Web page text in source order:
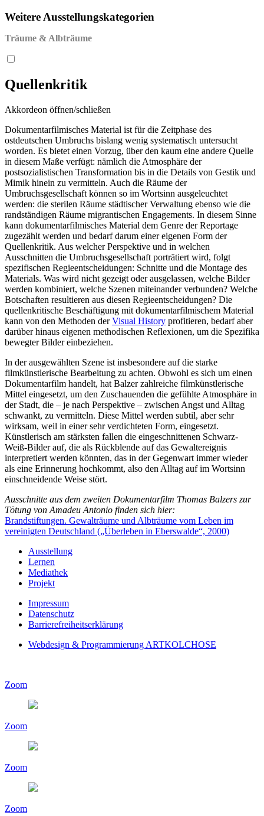
Weitere Ausstellungskategorien
Träume & Albträume
Quellenkritik
Akkordeon öffnen/schließen
Dokumentarfilmisches Material ist für die Zeitphase des
ostdeutschen Umbruchs bislang wenig systematisch untersucht
worden. Es bietet einen Vorzug, über den kaum eine andere Quelle
in diesem Maße verfügt: nämlich die Atmosphäre der
postsozialistischen Transformation bis in die Details von Gestik und
Mimik hinein zu vermitteln. Auch die Räume der
Umbruchsgesellschaft können so im Wortsinn ausgeleuchtet
werden: die sterilen Räume städtischer Verwaltung ebenso wie die
randständigen Räume migrantischen Engagements. In diesem Sinne
kann dokumentarfilmisches Material dem Genre der Reportage
zugezählt werden und bedarf darum einer eigenen Form der
Quellenkritik. Aus welcher Perspektive und in welchen
Ausschnitten die Umbruchsgesellschaft porträtiert wird, folgt
spezifischen Regieentscheidungen: Schnitte und die Montage des
Materials. Was wird nicht gezeigt oder ausgelassen, welche Bilder
werden kombiniert, welche Szenen miteinander verbunden? Welche
Botschaften resultieren aus diesen Regieentscheidungen? Die
quellenkritische Beschäftigung mit dokumentarfilmischem Material
kann von den Methoden derVisual History profitieren, bedarf aber
darüber hinaus eigenen methodischen Reflexionen, um die Spezifika
bewegter Bilder einbeziehen.
In der ausgewählten Szene ist insbesondere auf die starke
filmkünstlerische Bearbeitung zu achten. Obwohl es sich um einen
Dokumentarfilm handelt, hat Balzer zahlreiche filmkünstlerische
Mittel eingesetzt, um den Zuschauenden die gefühlte Atmosphäre in
der Stadt, die – je nach Perspektive – zwischen Angst und Alltag
schwankt, zu vermitteln. Diese Mittel werden subtil, aber sehr
wirksam, weil in einer sehr verdichteten Form, eingesetzt.
Künstlerisch am stärksten fallen die eingeschnittenen Schwarz-
Weiß-Bilder auf, die als Rückblende auf das Gewaltereignis
interpretiert werden könnten, das in der Gegenwart immer wieder
als eine Erinnerung hochkommt, also den Alltag auf im Wortsinn
einschneidende Weise stört.
Ausschnitte aus dem zweiten Dokumentarfilm Thomas Balzers zur
Tötung von Amadeu Antonio finden sich hier:
Brandstiftungen. Gewalträume und Albträume vom Leben im
vereinigten Deutschland („Überleben in Eberswalde“, 2000)
Ausstellung
Lernen
Mediathek
Projekt
Impressum
Datenschutz
Barrierefreiheitserklärung
Webdesign & Programmierung ARTKOLCHOSE
Zoom
Zoom
Zoom
Zoom